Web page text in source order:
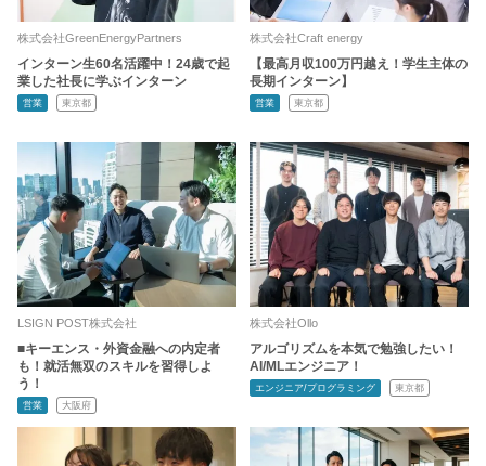
株式会社GreenEnergyPartners
インターン生60名活躍中！24歳で起
業した社長に学ぶインターン
営業 東京都
株式会社Craft energy
【最高月収100万円越え！学生主体の
長期インターン】
営業 東京都
LSIGN POST株式会社
■キーエンス・外資金融への内定者
も！就活無双のスキルを習得しよ
う！
営業 大阪府
株式会社Ollo
アルゴリズムを本気で勉強したい！
AI/MLエンジニア！
エンジニア/プログラミング 東京都